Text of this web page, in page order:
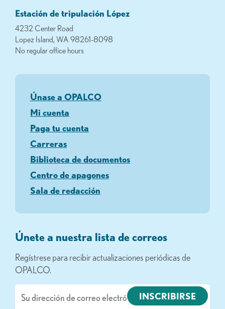
Estación de tripulación López
4232 Center Road
Lopez Island, WA 98261-8098
No regular office hours
Únase a OPALCO
Mi cuenta
Paga tu cuenta
Carreras
Biblioteca de documentos
Centro de apagones
Sala de redacción
Únete a nuestra lista de correos
Regístrese para recibir actualizaciones periódicas de
OPALCO.
electrónico